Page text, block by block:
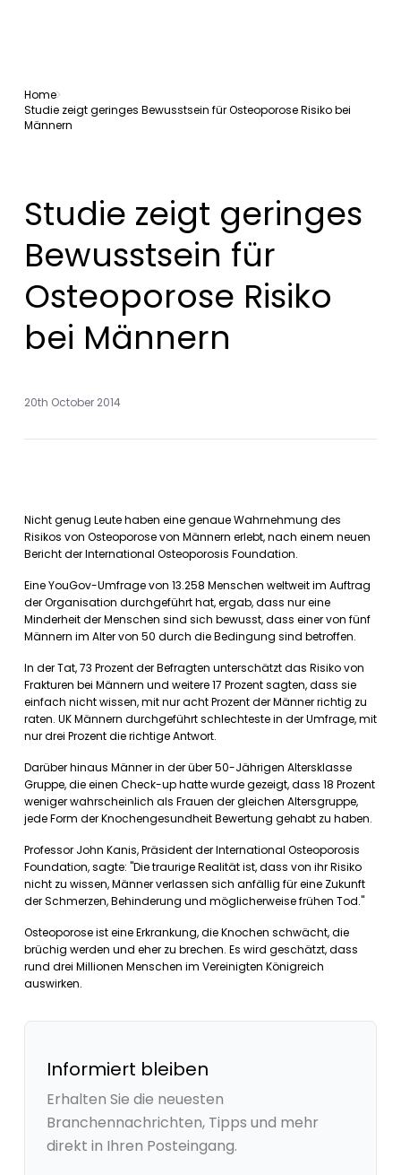
Home
Studie zeigt geringes Bewusstsein für Osteoporose Risiko bei
Männern
Studie zeigt geringes
Bewusstsein für
Osteoporose Risiko
bei Männern
20th October 2014
Nicht genug Leute haben eine genaue Wahrnehmung des
Risikos von Osteoporose von Männern erlebt, nach einem neuen
Bericht der International Osteoporosis Foundation.
Eine YouGov-Umfrage von 13.258 Menschen weltweit im Auftrag
der Organisation durchgeführt hat, ergab, dass nur eine
Minderheit der Menschen sind sich bewusst, dass einer von fünf
Männern im Alter von 50 durch die Bedingung sind betroffen.
In der Tat, 73 Prozent der Befragten unterschätzt das Risiko von
Frakturen bei Männern und weitere 17 Prozent sagten, dass sie
einfach nicht wissen, mit nur acht Prozent der Männer richtig zu
raten. UK Männern durchgeführt schlechteste in der Umfrage, mit
nur drei Prozent die richtige Antwort.
Darüber hinaus Männer in der über 50-Jährigen Altersklasse
Gruppe, die einen Check-up hatte wurde gezeigt, dass 18 Prozent
weniger wahrscheinlich als Frauen der gleichen Altersgruppe,
jede Form der Knochengesundheit Bewertung gehabt zu haben.
Professor John Kanis, Präsident der International Osteoporosis
Foundation, sagte: "Die traurige Realität ist, dass von ihr Risiko
nicht zu wissen, Männer verlassen sich anfällig für eine Zukunft
der Schmerzen, Behinderung und möglicherweise frühen Tod."
Osteoporose ist eine Erkrankung, die Knochen schwächt, die
brüchig werden und eher zu brechen. Es wird geschätzt, dass
rund drei Millionen Menschen im Vereinigten Königreich
auswirken.
Informiert bleiben
Erhalten Sie die neuesten
Branchennachrichten, Tipps und mehr
direkt in Ihren Posteingang.